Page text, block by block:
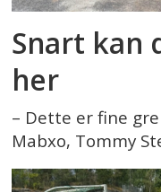
Snart kan
her
– Dette er fine
Mabxo, Tommy